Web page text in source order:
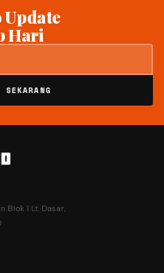
Update
Hari
SEKARANG
Blok 1 Lt. Dasar,